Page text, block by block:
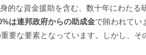
的な資金援助を含む、数十年にわたる
は連邦政府からの助成金で賄われてい
要な要素となっています。しかし、そ